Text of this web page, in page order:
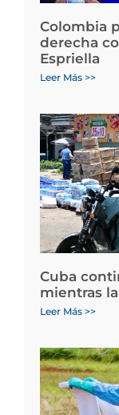
Colombia
derecha
Espriella
Leer Más >>
Cuba
mientras
Leer Más >>